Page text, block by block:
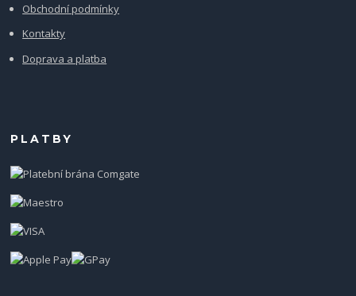
Obchodní podmínky
Kontakty
Doprava a platba
PLATBY